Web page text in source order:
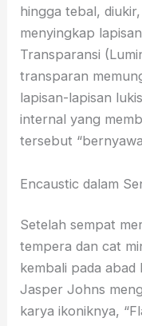
hingga tebal,
menyingkap
Transparansi
transparan
lapisan-lapisan
internal yang
tersebut
Encaustic dalam
Setelah sempat
tempera dan cat
kembali pada abad
Jasper Johns
karya ikoniknya,